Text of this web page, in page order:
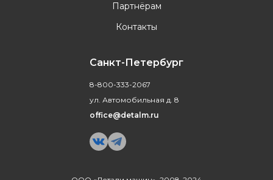
Партнёрам
Контакты
Санкт-Петербург
8-800-333-2067
ул. Автомобильная д. 8
office@detalm.ru